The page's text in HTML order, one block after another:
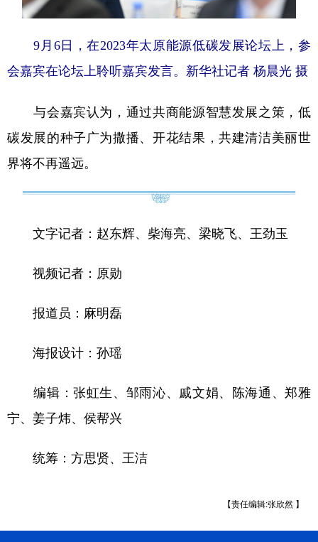
9月6日，在2023年太原能源低碳发展论坛上，参
会嘉宾在论坛上聆听嘉宾发言。 新华社记者 杨晨光 摄
与会嘉宾认为，通过共商能源智慧发展之策，低
碳发展的种子广为撒播、开花结果，共建清洁美丽世
界将不再遥远。
文字记者：赵东辉、柴海亮、梁晓飞、王劲玉
视频记者：原勋
报道员：麻明磊
海报设计：孙瑶
编辑：张虹生、邹雨沁、戚文娟、陈海通、郑雅
宁、姜子炜、侯帮兴
统筹：方思贤、王洁
【责任编辑:张欣然 】